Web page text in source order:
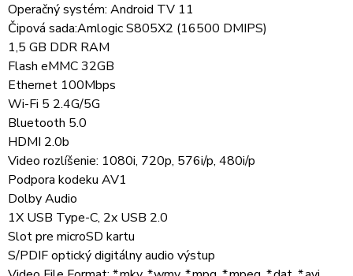
Operačný systém: Android TV 11
Čipová sada:Amlogic S805X2 (16500 DMIPS)
1,5 GB DDR RAM
Flash eMMC 32GB
Ethernet 100Mbps
Wi-Fi 5 2.4G/5G
Bluetooth 5.0
HDMI 2.0b
Video rozlíšenie: 1080i, 720p, 576i/p, 480i/p
Podpora kodeku AV1
Dolby Audio
1X USB Type-C, 2x USB 2.0
Slot pre microSD kartu
S/PDIF optický digitálny audio výstup